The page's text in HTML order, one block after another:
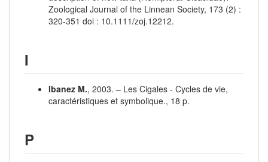
Zoological Journal of the Linnean Society, 173 (2) :
320‑351 doi : 10.1111/zoj.12212.
I
Ibanez M., 2003. – Les Cigales - Cycles de vie,
caractéristiques et symbolique., 18 p.
P